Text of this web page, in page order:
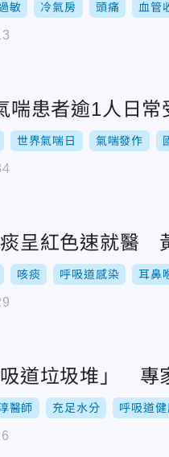
敏 冷氣房 頭痛 血管
喘患者逾1人日
世界氣喘日 氣喘發作
呈紅色速就醫
咳痰 呼吸道感染 耳鼻
道垃圾堆」 專
醫師 充足水分 呼吸道健